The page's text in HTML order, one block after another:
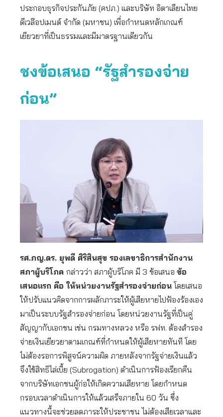
ประกอบธุรกิจประกันภัย (คปภ.) และบริษัท อิตาเลียนไทย
ดีเวล๊อปเมนต์ จำกัด (มหาชน) เพื่อกำหนดหลักเกณฑ์
เยียวยาที่เป็นธรรมและมีมาตรฐานเดียวกัน
ชงข้อเสนอ “รัฐสำรองจ่าย
ก่อน”
รศ.ภญ.ดร. ยุพดี ศิริสินสุข รองเลขาธิการสำนักงาน
สภาผู้บริโภค กล่าวว่า สภาผู้บริโภค มี 3 ข้อเสนอ ข้อ
เสนอแรก คือ ให้หน่วยงานรัฐสำรองจ่ายก่อน โดยเสนอ
ให้ปรับแนวคิดจากการผลักภาระให้ผู้เสียหายไปฟ้องร้องเอง
มาเป็นระบบรัฐสำรองจ่ายก่อน โดยหน่วยงานรัฐที่เป็นคู่
สัญญากับเอกชน เช่น กรมทางหลวง หรือ รฟท. ต้องสำรอง
จ่ายเงินเยียวยาตามเกณฑ์ที่กำหนดให้ผู้เสียหายทันที โดย
ไม่ต้องรอการพิสูจน์ความผิด ภายหลังจากรัฐจ่ายเงินแล้ว
จึงใช้สิทธิไล่เบี้ย (Subrogation) ดำเนินการฟ้องเรียกคืน
จากบริษัทเอกชนผู้ก่อให้เกิดความเสียหาย โดยกำหนด
กรอบเวลาดำเนินการให้แล้วเสร็จภายใน 60 วัน ซึ่ง
แนวทางนี้จะช่วยลดภาระให้ประชาชน ไม่ต้องเสียเวลาและ